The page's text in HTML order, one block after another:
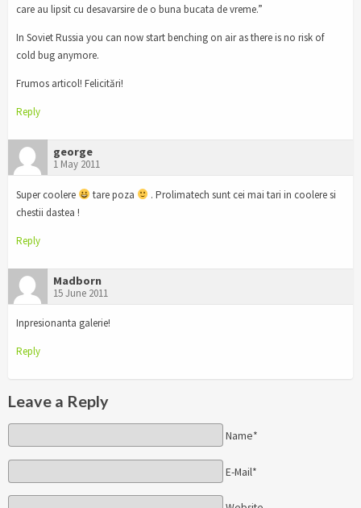
care au lipsit cu desavarsire de o buna bucata de vreme.”
In Soviet Russia you can now start benching on air as there is no risk of
cold bug anymore.
Frumos articol! Felicitări!
Reply
george
1 May 2011
Super coolere tare poza
. Prolimatech sunt cei mai tari in coolere si
chestii dastea !
Reply
Madborn
15 June 2011
Inpresionanta galerie!
Reply
Leave a Reply
Name*
E-Mail*